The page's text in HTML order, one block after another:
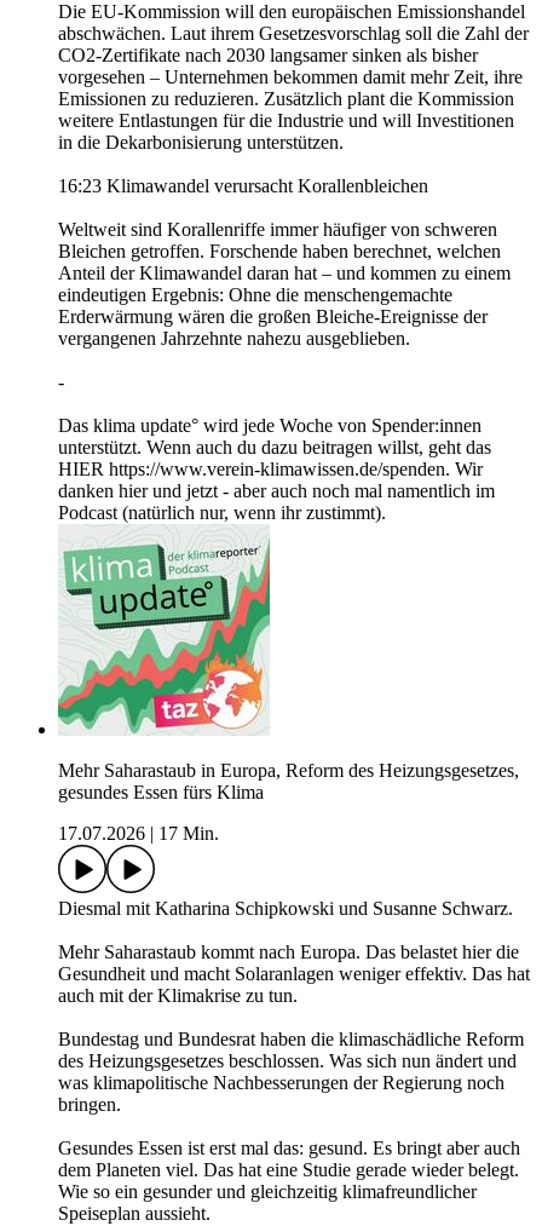
Die EU-Kommission will den europäischen Emissionshandel
abschwächen. Laut ihrem Gesetzesvorschlag soll die Zahl der
CO2-Zertifikate nach 2030 langsamer sinken als bisher
vorgesehen – Unternehmen bekommen damit mehr Zeit, ihre
Emissionen zu reduzieren. Zusätzlich plant die Kommission
weitere Entlastungen für die Industrie und will Investitionen
in die Dekarbonisierung unterstützen.
16:23 Klimawandel verursacht Korallenbleichen
Weltweit sind Korallenriffe immer häufiger von schweren
Bleichen getroffen. Forschende haben berechnet, welchen
Anteil der Klimawandel daran hat – und kommen zu einem
eindeutigen Ergebnis: Ohne die menschengemachte
Erderwärmung wären die großen Bleiche-Ereignisse der
vergangenen Jahrzehnte nahezu ausgeblieben.
-
Das klima update° wird jede Woche von Spender:innen
unterstützt. Wenn auch du dazu beitragen willst, geht das
HIER https://www.verein-klimawissen.de/spenden. Wir
danken hier und jetzt - aber auch noch mal namentlich im
Podcast (natürlich nur, wenn ihr zustimmt).
Mehr Saharastaub in Europa, Reform des Heizungsgesetzes,
gesundes Essen fürs Klima
17.07.2026
17 Min.
Diesmal mit Katharina Schipkowski und Susanne Schwarz.
Mehr Saharastaub kommt nach Europa. Das belastet hier die
Gesundheit und macht Solaranlagen weniger effektiv. Das hat
auch mit der Klimakrise zu tun.
Bundestag und Bundesrat haben die klimaschädliche Reform
des Heizungsgesetzes beschlossen. Was sich nun ändert und
was klimapolitische Nachbesserungen der Regierung noch
bringen.
Gesundes Essen ist erst mal das: gesund. Es bringt aber auch
dem Planeten viel. Das hat eine Studie gerade wieder belegt.
Wie so ein gesunder und gleichzeitig klimafreundlicher
Speiseplan aussieht.